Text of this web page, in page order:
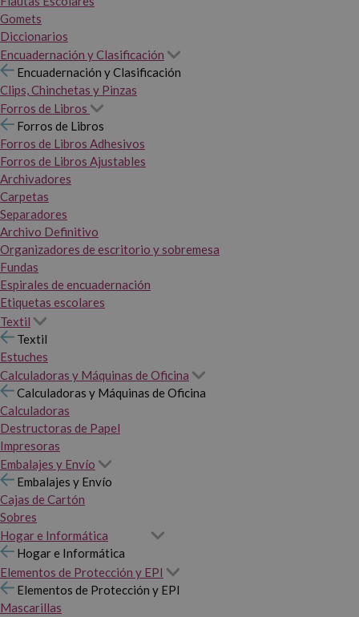
Gomets
Diccionarios
Encuadernación y Clasificación
Encuadernación y Clasificación
Clips, Chinchetas y Pinzas
Forros de Libros
Forros de Libros
Forros de Libros Adhesivos
Forros de Libros Ajustables
Archivadores
Carpetas
Separadores
Archivo Definitivo
Organizadores de escritorio y sobremesa
Fundas
Espirales de encuadernación
Etiquetas escolares
Textil
Textil
Estuches
Calculadoras y Máquinas de Oficina
Calculadoras y Máquinas de Oficina
Calculadoras
Destructoras de Papel
Impresoras
Embalajes y Envío
Embalajes y Envío
Cajas de Cartón
Sobres
Hogar e Informática
Hogar e Informática
Elementos de Protección y EPI
Elementos de Protección y EPI
Mascarillas